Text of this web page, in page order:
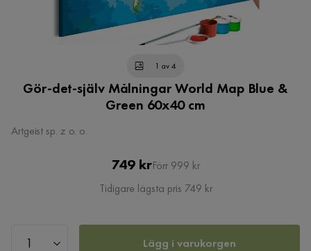
1 av 4
Gör-det-själv Målningar World Map Blue &
Green 60x40 cm
Artgeist sp. z o. o.
Pris
749 krOriginal
Pris
Förr 999 kr
Tidigare lägsta pris 749 kr
Lägg i varukorgen